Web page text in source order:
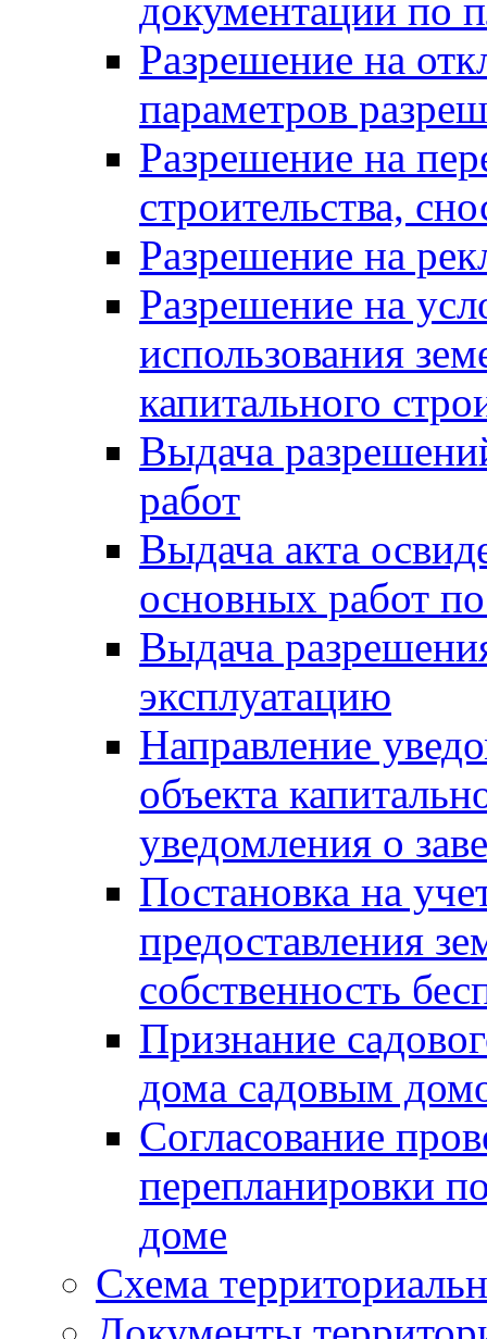
документации по
Разрешение на
параметров
Разрешение на
строительства,
Разрешение на
Разрешение на
использования
капитального
Выдача
работ
Выдача акта
основных работ
Выдача
эксплуатацию
Направление
объекта
уведомления о
Постановка на
предоставления
собственность
Признание
дома садовым
Согласование
перепланировки
доме
Схема